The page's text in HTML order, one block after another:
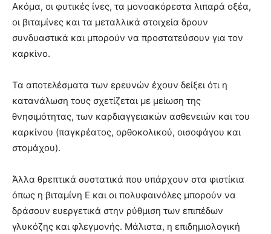
Ακόμα, οι φυτικές ίνες, τα μονοακόρεστα λιπαρά οξέα,
οι βιταμίνες και τα μεταλλικά στοιχεία δρουν
συνδυαστικά και μπορούν να προστατεύσουν για τον
καρκίνο.
Τα αποτελέσματα των ερευνών έχουν δείξει ότι η
κατανάλωση τους σχετίζεται με μείωση της
θνησιμότητας, των καρδιαγγειακών ασθενειών και του
καρκίνου (παγκρέατος, ορθοκολικού, οισοφάγου και
στομάχου).
Άλλα θρεπτικά συστατικά που υπάρχουν στα φιστίκια
όπως η βιταμίνη Ε και οι πολυφαινόλες μπορούν να
δράσουν ευεργετικά στην ρύθμιση των επιπέδων
γλυκόζης και φλεγμονής. Μάλιστα, η επιδημιολογική